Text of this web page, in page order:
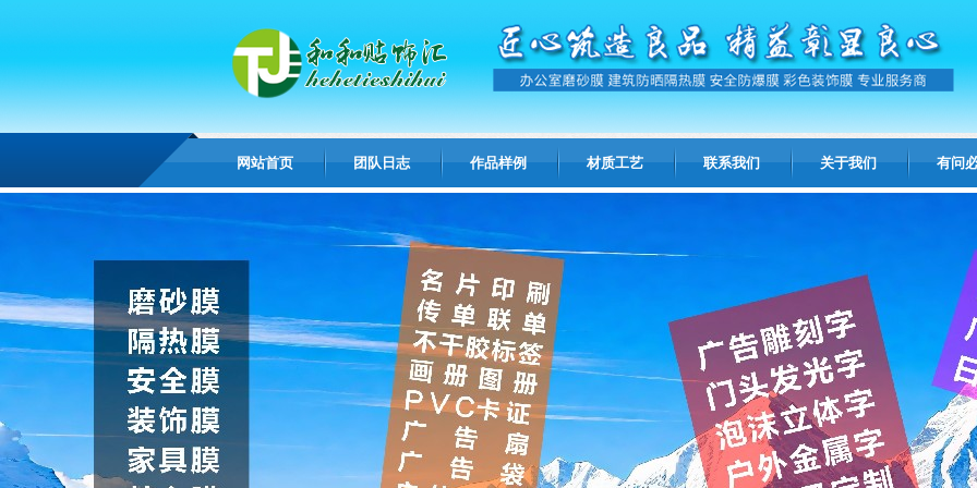
网站首页 团队日志 作品样例 材质工艺 联系我们 关于我们 有问